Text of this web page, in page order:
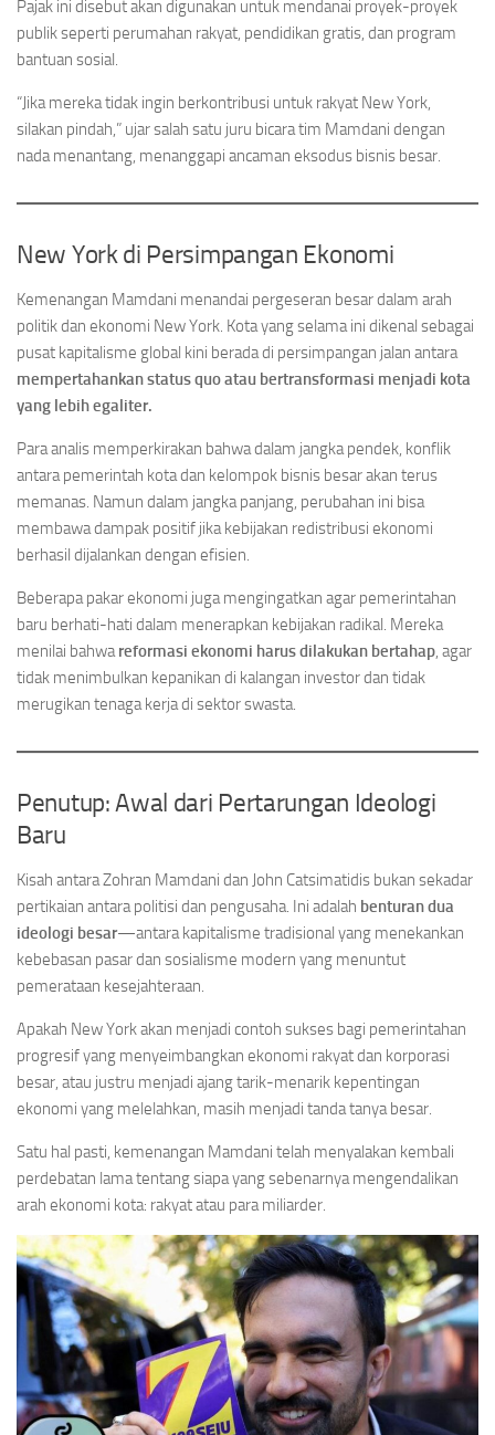
Pajak ini disebut akan digunakan untuk mendanai proyek-proyek
publik seperti perumahan rakyat, pendidikan gratis, dan program
bantuan sosial.
“Jika mereka tidak ingin berkontribusi untuk rakyat New York,
silakan pindah,” ujar salah satu juru bicara tim Mamdani dengan
nada menantang, menanggapi ancaman eksodus bisnis besar.
New York di Persimpangan Ekonomi
Kemenangan Mamdani menandai pergeseran besar dalam arah
politik dan ekonomi New York. Kota yang selama ini dikenal sebagai
pusat kapitalisme global kini berada di persimpangan jalan antara
mempertahankan status quo atau bertransformasi menjadi kota
yang lebih egaliter.
Para analis memperkirakan bahwa dalam jangka pendek, konflik
antara pemerintah kota dan kelompok bisnis besar akan terus
memanas. Namun dalam jangka panjang, perubahan ini bisa
membawa dampak positif jika kebijakan redistribusi ekonomi
berhasil dijalankan dengan efisien.
Beberapa pakar ekonomi juga mengingatkan agar pemerintahan
baru berhati-hati dalam menerapkan kebijakan radikal. Mereka
menilai bahwareformasi ekonomi harus dilakukan bertahap, agar
tidak menimbulkan kepanikan di kalangan investor dan tidak
merugikan tenaga kerja di sektor swasta.
Penutup: Awal dari Pertarungan Ideologi
Baru
Kisah antara Zohran Mamdani dan John Catsimatidis bukan sekadar
pertikaian antara politisi dan pengusaha. Ini adalah benturan dua
ideologi besar—antara kapitalisme tradisional yang menekankan
kebebasan pasar dan sosialisme modern yang menuntut
pemerataan kesejahteraan.
Apakah New York akan menjadi contoh sukses bagi pemerintahan
progresif yang menyeimbangkan ekonomi rakyat dan korporasi
besar, atau justru menjadi ajang tarik-menarik kepentingan
ekonomi yang melelahkan, masih menjadi tanda tanya besar.
Satu hal pasti, kemenangan Mamdani telah menyalakan kembali
perdebatan lama tentang siapa yang sebenarnya mengendalikan
arah ekonomi kota: rakyat atau para miliarder.